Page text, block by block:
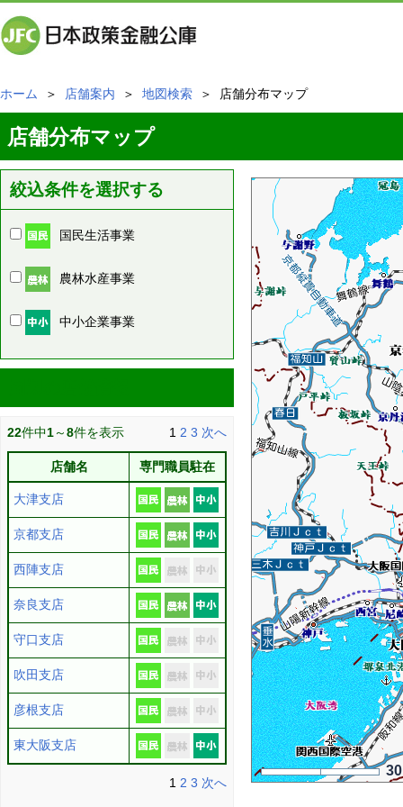
ホーム ＞ 店舗案内 ＞ 地図検索 ＞ 店舗分布マップ
店舗分布マップ
絞込条件を選択する
国民生活事業
農林水産事業
中小企業事業
22件中1～8件を表示 1 2 3 次へ
店舗名 専門職員駐在
大津支店
京都支店
西陣支店
奈良支店
守口支店
吹田支店
彦根支店
東大阪支店
1 2 3 次へ